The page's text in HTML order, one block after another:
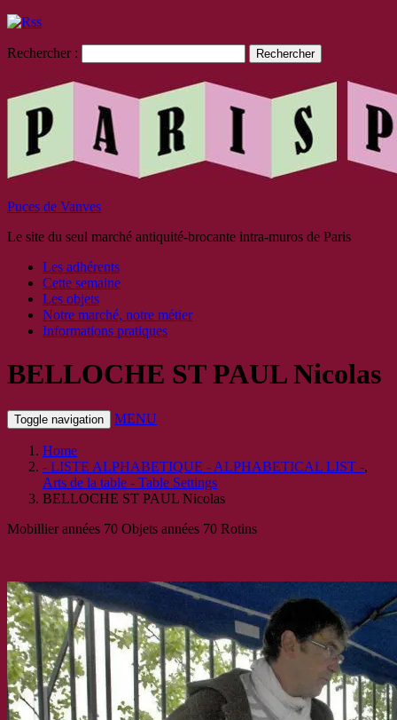
Rechercher :
Puces de Vanves
Le site du seul marché antiquité-brocante intra-muros de Paris
Les adhérents
Cette semaine
Les objets
Notre marché, notre métier
Informations pratiques
BELLOCHE ST PAUL Nicolas
Toggle navigation MENU
Home
- LISTE ALPHABETIQUE - ALPHABETICAL LIST -,
Arts de la table - Table Settings
BELLOCHE ST PAUL Nicolas
Mobillier années 70 Objets années 70 Rotins